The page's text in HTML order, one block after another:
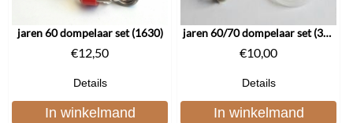
jaren 60 dompelaar set (1630)
€12,50
Details
In winkelmand
jaren 60/70 dompelaar set (3100)
€10,00
Details
In winkelmand